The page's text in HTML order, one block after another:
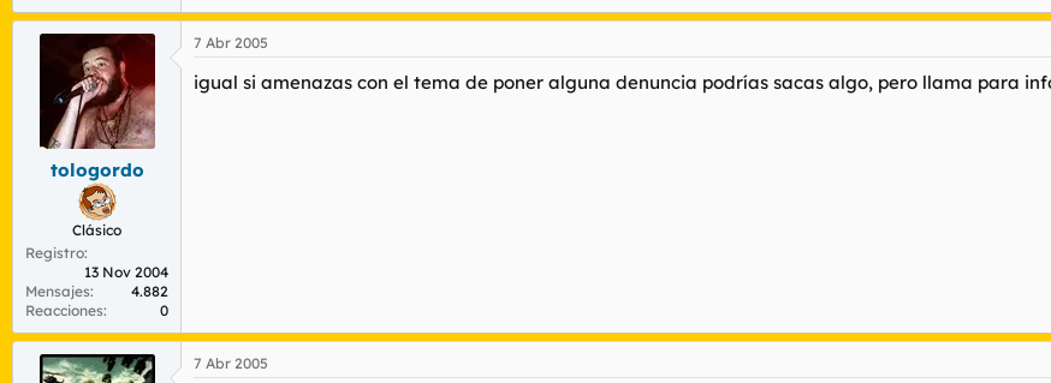
tologordo
Clásico
Registro
13 Nov 2004
Mensajes
4.882
Reacciones
0
7 Abr 2005
igual si amenazas con el tema de poner alguna denuncia podrías sacas algo, pero llama para
7 Abr 2005